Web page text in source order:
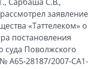
заявление
«Таттелеком» о
постановления
суда Поволжского
А65-28187/2007-СА1-